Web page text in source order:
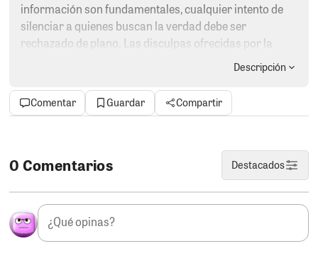
información son fundamentales, cualquier intento de
silenciar a quienes buscan la verdad debe ser
rechazado de plano. Las disculpas ofrecidas por la
abogada, Karen del Carmen Salcedo Pisconte aunque
puedan parecer un intento de reparar el daño, no
abordan la gravedad del acto; la violencia no puede ser
una respuesta a la incomodidad que generan las
preocupante aún, una tendencia peligrosa de
deslegitimar el cuestionamiento en el espacio público.
En lugar de cerrar el capítulo con palabras vacías, se
necesita un compromiso genuino para proteger a
quienes ejercen su derecho a informar, ya que el
silencio ante la violencia solo perpetúa un ciclo de
Descripción
Comentar Guardar Compartir
0 Comentarios Destacados